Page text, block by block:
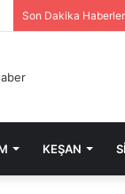
Son Dakika
KEŞAN